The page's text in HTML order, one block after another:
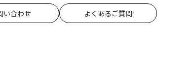
い合わせ よくあるご質問